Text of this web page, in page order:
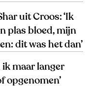
uit Croos: ‘Ik
plas bloed, mijn
dit was het dan’
ik maar langer
opgenomen’